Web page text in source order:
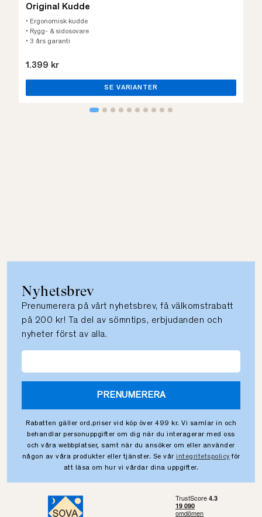
Original Kudde
• Ergonomisk kudde
• Rygg- & sidosovare
• 3 års garanti
1.399 kr
SE VARIANTER
Nyhetsbrev
Prenumerera på vårt nyhetsbrev, få välkomstrabatt
på 200 kr! Ta del av sömntips, erbjudanden och
nyheter först av alla.
PRENUMERERA
Rabatten gäller ord.priser vid köp över 499 kr. Vi samlar in och
behandlar personuppgifter om dig när du interagerar med oss
och våra webbplatser, samt när du ansöker om eller använder
någon av våra produkter eller tjänster. Se vår integritetspolicy för
att läsa om hur vi vårdar dina uppgifter.